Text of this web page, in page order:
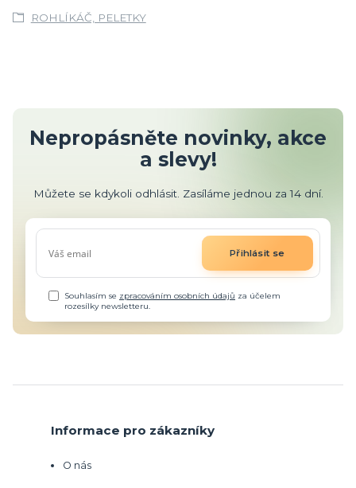
ROHLÍKÁČ, PELETKY
Nepropásněte novinky, akce
a slevy!
Můžete se kdykoli odhlásit. Zasíláme jednou za 14 dní.
Přihlásit se
Souhlasím se zpracováním osobních údajů za účelem
rozesílky newsletteru.
Informace pro zákazníky
O nás